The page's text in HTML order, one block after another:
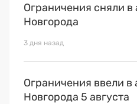
Ограничения сняли
Новгорода
3 дня назад
Ограничения ввели
Новгорода 5 августа